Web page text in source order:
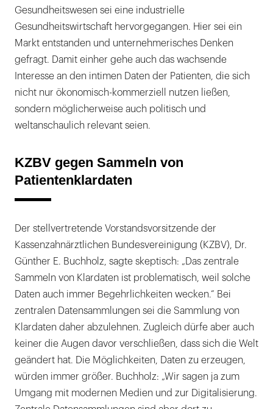
Gesundheitswesen sei eine industrielle
Gesundheitswirtschaft hervorgegangen. Hier sei ein
Markt entstanden und unternehmerisches Denken
gefragt. Damit einher gehe auch das wachsende
Interesse an den intimen Daten der Patienten, die sich
nicht nur ökonomisch-kommerziell nutzen ließen,
sondern möglicherweise auch politisch und
weltanschaulich relevant seien.
KZBV gegen Sammeln von
Patientenklardaten
Der stellvertretende Vorstandsvorsitzende der
Kassenzahnärztlichen Bundesvereinigung (KZBV), Dr.
Günther E. Buchholz, sagte skeptisch: „Das zentrale
Sammeln von Klardaten ist problematisch, weil solche
Daten auch immer Begehrlichkeiten wecken.“ Bei
zentralen Datensammlungen sei die Sammlung von
Klardaten daher abzulehnen. Zugleich dürfe aber auch
keiner die Augen davor verschließen, dass sich die Welt
geändert hat. Die Möglichkeiten, Daten zu erzeugen,
würden immer größer. Buchholz: „Wir sagen ja zum
Umgang mit modernen Medien und zur Digitalisierung.